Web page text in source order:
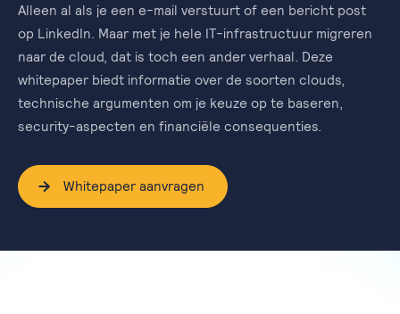
Alleen al als je een e-mail verstuurt of een bericht post
op LinkedIn. Maar met je hele IT-infrastructuur migreren
naar de cloud, dat is toch een ander verhaal. Deze
whitepaper biedt informatie over de soorten clouds,
technische argumenten om je keuze op te baseren,
security-aspecten en financiële consequenties.
Whitepaper aanvragen